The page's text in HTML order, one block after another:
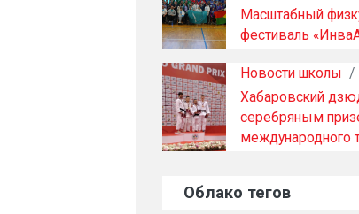
Масштабный
фестиваль
Новости школы /
Хабаровский
серебряным
международного
Облако тегов